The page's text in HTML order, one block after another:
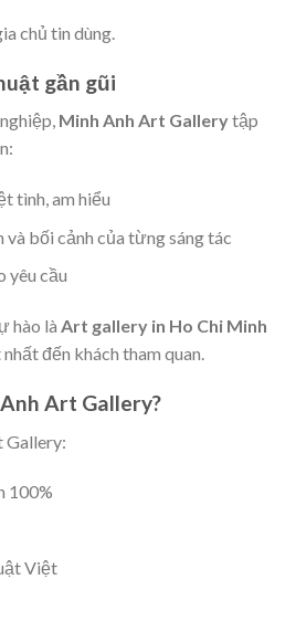
chủ tin dùng.
gần gũi
Minh Anh Art Gallerytập
tình, am hiểu
và bối cảnh của từng sáng tác
yêu cầu
hào là Art gallery in Ho Chi Minh
đến khách tham quan.
Art Gallery?
Gallery:
100%
Việt